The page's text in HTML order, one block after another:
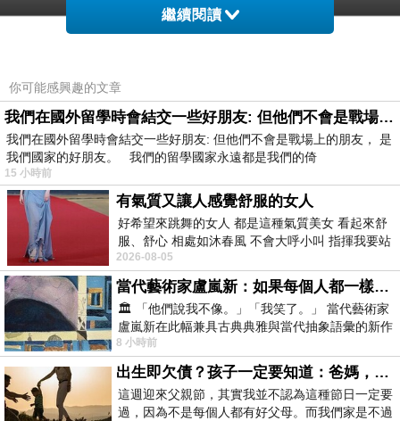
繼續閱讀
你可能感興趣的文章
我們在國外留學時會結交一些好朋友: 但他們不會是戰場上的朋友
我們在國外留學時會結交一些好朋友: 但他們不會是戰場上的朋友， 是
我們國家的好朋友。 我們的留學國家永遠都是我們的倚
15 小時前
有氣質又讓人感覺舒服的女人
好希望來跳舞的女人 都是這種氣質美女 看起來舒
服、舒心 相處如沐春風 不會大呼小叫 指揮我要站
哪個位子 妳老幾？？
2026-08-05
當代藝術家盧嵐新：如果每個人都一樣，這世界該有多無聊？
🏛️ 「他們說我不像。」「我笑了。」 當代藝術家
盧嵐新在此幅兼具古典典雅與當代抽象語彙的新作
中，以沈靜的藍色空間為背景，描繪了
8 小時前
出生即欠債？孩子一定要知道：爸媽，其實我不欠你們
這週迎來父親節，其實我並不認為這種節日一定要
過，因為不是每個人都有好父母。而我們家是不過